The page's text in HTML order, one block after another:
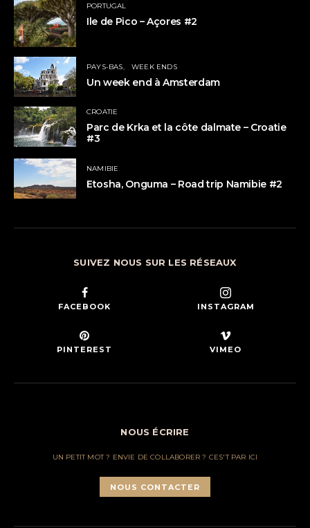
PORTUGAL
Ile de Pico – Açores #2
PAYS-BAS WEEK ENDS
Un week end à Amsterdam
CROATIE
Parc de Krka et la côte dalmate – Croatie
#3
NAMIBIE
Etosha, Onguma – Road trip Namibie #2
SUIVEZ NOUS SUR LES RÉSEAUX
FACEBOOK INSTAGRAM
PINTEREST VIMEO
NOUS ÉCRIRE
UN PETIT MOT ? ENVIE DE COLLABORER ? CES'T PAR ICI
NOUS CONTACTER